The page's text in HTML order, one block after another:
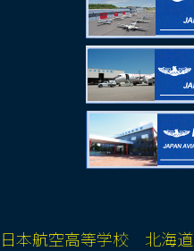
日本航空高等学校 北海道